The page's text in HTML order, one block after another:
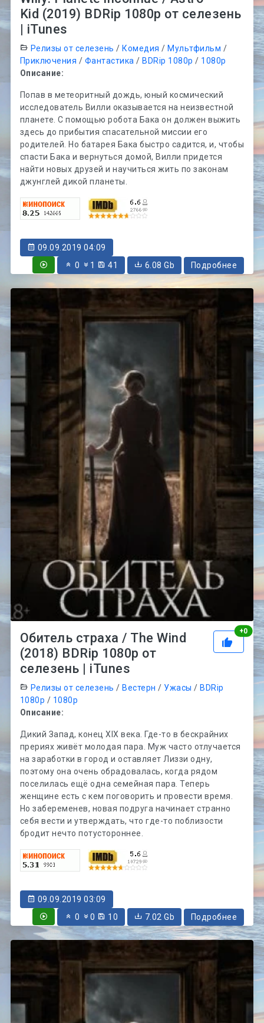
Kid (2019) BDRip 1080p от селезень
| iTunes
Релизы от селезень / Комедия / Мультфильм /
Приключения / Фантастика / BDRip 1080p / 1080p
Описание:
Попав в метеоритный дождь, юный космический
исследователь Вилли оказывается на неизвестной
планете. С помощью робота Бака он должен выжить
здесь до прибытия спасательной миссии его
родителей. Но батарея Бака быстро садится, и, чтобы
спасти Бака и вернуться домой, Вилли придется
найти новых друзей и научиться жить по законам
джунглей дикой планеты.
09.09.2019 04:09
0
1 41 6.08 Gb Подробнее
+0
Обитель страха / The Wind
(2018) BDRip 1080p от
селезень | iTunes
Релизы от селезень / Вестерн / Ужасы / BDRip
1080p / 1080p
Описание:
Дикий Запад, конец XIX века. Где-то в бескрайних
прериях живёт молодая пара. Муж часто отлучается
на заработки в город и оставляет Лиззи одну,
поэтому она очень обрадовалась, когда рядом
поселилась ещё одна семейная пара. Теперь
женщине есть с кем поговорить и провести время.
Но забеременев, новая подруга начинает странно
себя вести и утверждать, что где-то поблизости
бродит нечто потустороннее.
09.09.2019 03:09
0
0 10 7.02 Gb Подробнее